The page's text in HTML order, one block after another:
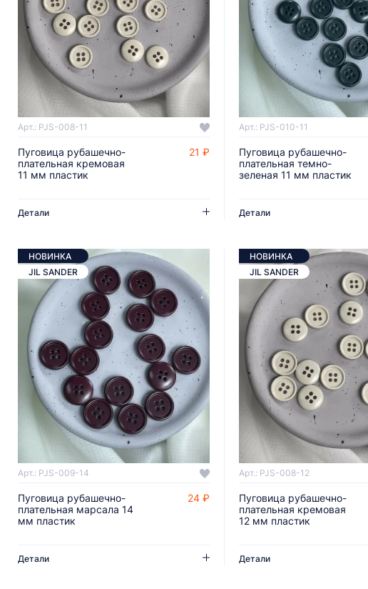
ДОБАВИТЬ В КОРЗИНУ
Арт.: PJS-008-11
Пуговица рубашечно-
плательная кремовая
11 мм пластик
21 ₽
Детали
ДОБАВИТЬ В
Арт.: PJS-010-11
Пуговица рубашечно-
плательная темно-
зеленая 11 мм пластик
Детали
ДОБАВИТЬ В КОРЗИНУ
НОВИНКА
JIL SANDER
Арт.: PJS-009-14
Пуговица рубашечно-
плательная марсала 14
мм пластик
24 ₽
Детали
ДОБАВИТЬ В
НОВИНКА
JIL SANDER
Арт.: PJS-008-12
Пуговица рубашечно-
плательная кремовая
12 мм пластик
Детали